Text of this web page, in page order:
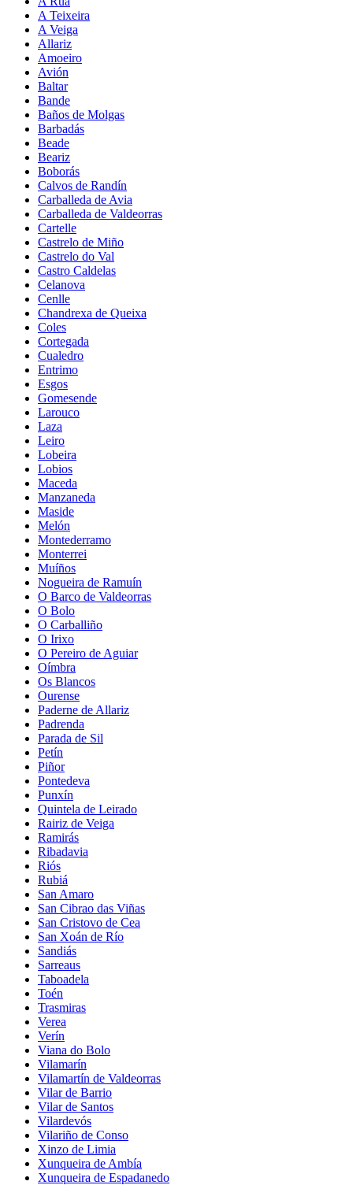
A Teixeira
A Veiga
Allariz
Amoeiro
Avión
Baltar
Bande
Baños de Molgas
Barbadás
Beade
Beariz
Boborás
Calvos de Randín
Carballeda de Avia
Carballeda de Valdeorras
Cartelle
Castrelo de Miño
Castrelo do Val
Castro Caldelas
Celanova
Cenlle
Chandrexa de Queixa
Coles
Cortegada
Cualedro
Entrimo
Esgos
Gomesende
Larouco
Laza
Leiro
Lobeira
Lobios
Maceda
Manzaneda
Maside
Melón
Montederramo
Monterrei
Muíños
Nogueira de Ramuín
O Barco de Valdeorras
O Bolo
O Carballiño
O Irixo
O Pereiro de Aguiar
Oímbra
Os Blancos
Ourense
Paderne de Allariz
Padrenda
Parada de Sil
Petín
Piñor
Pontedeva
Punxín
Quintela de Leirado
Rairiz de Veiga
Ramirás
Ribadavia
Riós
Rubiá
San Amaro
San Cibrao das Viñas
San Cristovo de Cea
San Xoán de Río
Sandiás
Sarreaus
Taboadela
Toén
Trasmiras
Verea
Verín
Viana do Bolo
Vilamarín
Vilamartín de Valdeorras
Vilar de Barrio
Vilar de Santos
Vilardevós
Vilariño de Conso
Xinzo de Limia
Xunqueira de Ambía
Xunqueira de Espadanedo